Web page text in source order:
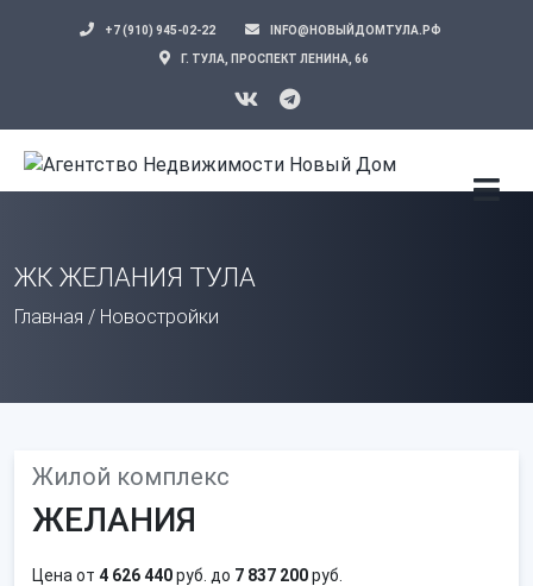
+7 (910) 945-02-22 INFO@НОВЫЙДОМТУЛА.РФ
Г. ТУЛА, ПРОСПЕКТ ЛЕНИНА, 66
ЖК ЖЕЛАНИЯ ТУЛА
Главная / Новостройки
Жилой комплекс
ЖЕЛАНИЯ
Цена от 4 626 440руб. до 7 837 200руб.